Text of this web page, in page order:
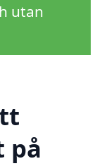
utan
på